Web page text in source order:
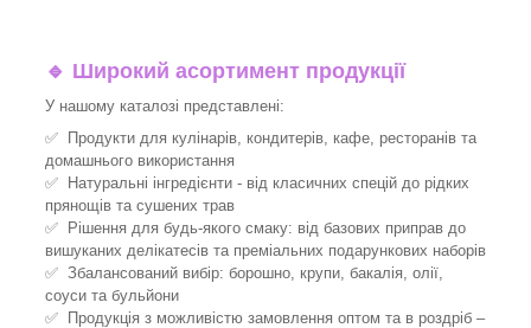
🔹 Широкий асортимент продукції
У нашому каталозі представлені:
✅ Продукти для кулінарів, кондитерів, кафе, ресторанів та
домашнього використання
✅ Натуральні інгредієнти - від класичних спецій до рідких
прянощів та сушених трав
✅ Рішення для будь-якого смаку: від базових приправ до
вишуканих делікатесів та преміальних подарункових наборів
✅ Збалансований вибір: борошно, крупи, бакалія, олії,
соуси та бульйони
✅ Продукція з можливістю замовлення оптом та в роздріб –